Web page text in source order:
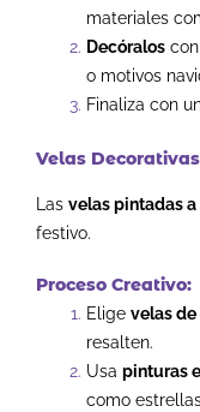
materiales
Decóralos
o motivos
Finaliza con
Velas Decorativas
Las velas pintadas a
festivo.
Proceso Creativo:
Elige velas
resalten.
Usa pinturas
como